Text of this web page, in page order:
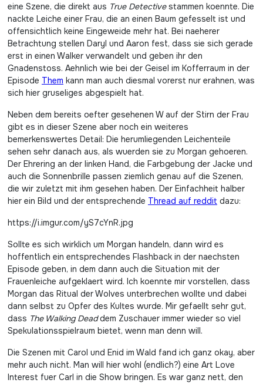
eine Szene, die direkt aus True Detectivestammen koennte. Die
nackte Leiche einer Frau, die an einen Baum gefesselt ist und
offensichtlich keine Eingeweide mehr hat. Bei naeherer
Betrachtung stellen Daryl und Aaron fest, dass sie sich gerade
erst in einen Walker verwandelt und geben ihr den
Gnadenstoss. Aehnlich wie bei der Geisel im Kofferraum in der
Episode Them kann man auch diesmal vorerst nur erahnen, was
sich hier gruseliges abgespielt hat.
Neben dem bereits oefter gesehenen W auf der Stirn der Frau
gibt es in dieser Szene aber noch ein weiteres
bemerkenswertes Detail: Die herumliegenden Leichenteile
sehen sehr danach aus, als wuerden sie zu Morgan gehoeren.
Der Ehrering an der linken Hand, die Farbgebung der Jacke und
auch die Sonnenbrille passen ziemlich genau auf die Szenen,
die wir zuletzt mit ihm gesehen haben. Der Einfachheit halber
hier ein Bild und der entsprechende Thread auf reddit dazu:
https://i.imgur.com/yS7cYnR.jpg
Sollte es sich wirklich um Morgan handeln, dann wird es
hoffentlich ein entsprechendes Flashback in der naechsten
Episode geben, in dem dann auch die Situation mit der
Frauenleiche aufgeklaert wird. Ich koennte mir vorstellen, dass
Morgan das Ritual der Wolves unterbrechen wollte und dabei
dann selbst zu Opfer des Kultes wurde. Mir gefaellt sehr gut,
dass The Walking Deaddem Zuschauer immer wieder so viel
Spekulationsspielraum bietet, wenn man denn will.
Die Szenen mit Carol und Enid im Wald fand ich ganz okay, aber
mehr auch nicht. Man will hier wohl (endlich?) eine Art Love
Interest fuer Carl in die Show bringen. Es war ganz nett, den